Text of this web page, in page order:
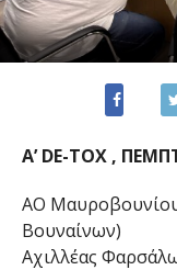
A’ DE-TOX ,
ΑΟ Μαυροβουνίου
Βουναίνων)
Αχιλλέας